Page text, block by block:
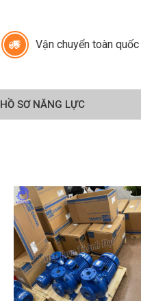
Vận chuyển toàn quốc
HỒ SƠ NĂNG LỰC